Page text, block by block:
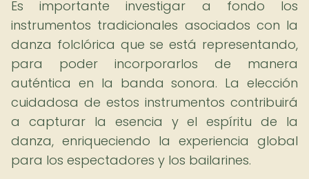
Es importante investigar a fondo los
instrumentos tradicionales asociados con la
danza folclórica que se está representando,
para poder incorporarlos de manera
auténtica en la banda sonora. La elección
cuidadosa de estos instrumentos contribuirá
a capturar la esencia y el espíritu de la
danza, enriqueciendo la experiencia global
para los espectadores y los bailarines.